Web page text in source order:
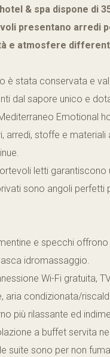
& spa dispone di
presentano arredi
e atmosfere
è stata conservata e
dal sapore unico e
Emotional
arredi, stoffe e materiali
letti
sono angoli perfetti
e specchi
idromassaggio.
Wi-Fi gratuita,
aria condizionata/
più rilassante ed
a buffet servita
suite sono per non